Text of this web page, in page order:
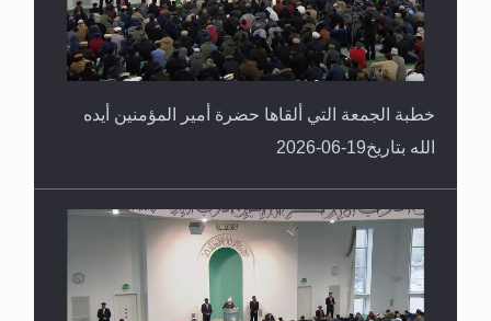
خطبة الجمعة التي ألقاها حضرة أمير المؤمنين أيده
الله بتاريخ19-06-2026